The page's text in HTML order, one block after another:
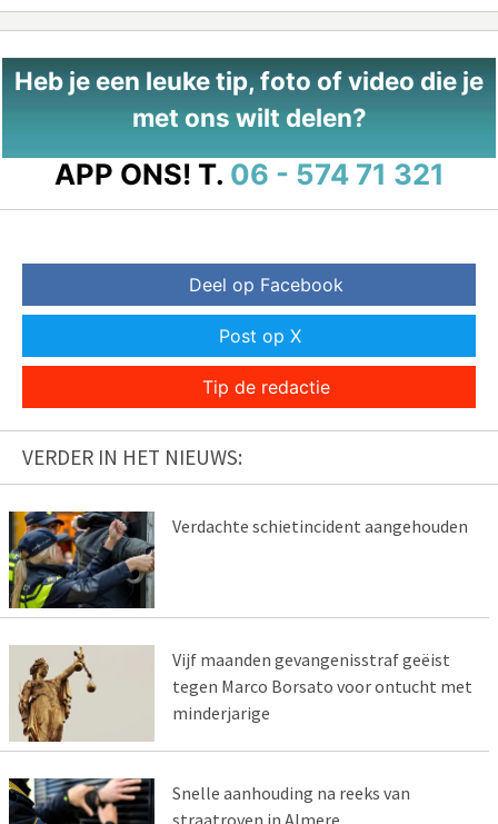
Heb je een leuke tip, foto of video die je
met ons wilt delen?
APP ONS! T. 06 - 574 71 321
Deel op Facebook
Post op X
Tip de redactie
VERDER IN HET NIEUWS:
Verdachte schietincident aangehouden
Vijf maanden gevangenisstraf geëist
tegen Marco Borsato voor ontucht met
minderjarige
Snelle aanhouding na reeks van
straatroven in Almere